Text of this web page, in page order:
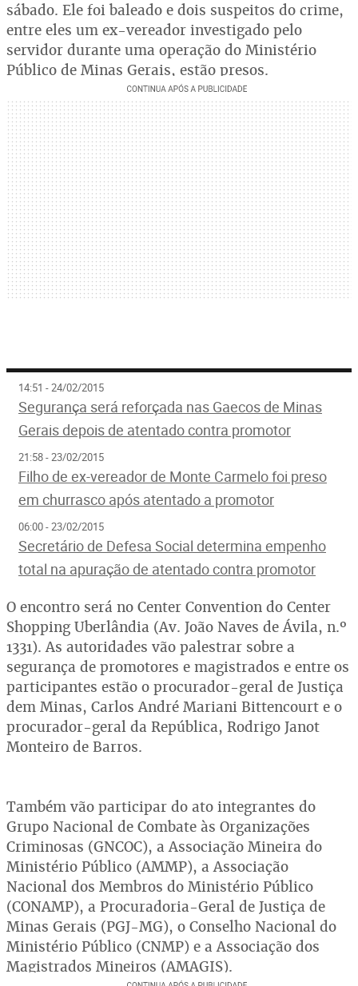
sábado. Ele foi baleado e dois suspeitos do crime,
entre eles um ex-vereador investigado pelo
servidor durante uma operação do Ministério
Público de Minas Gerais, estão presos.
14:51 - 24/02/2015
Segurança será reforçada nas Gaecos de Minas
Gerais depois de atentado contra promotor
21:58 - 23/02/2015
Filho de ex-vereador de Monte Carmelo foi preso
em churrasco após atentado a promotor
06:00 - 23/02/2015
Secretário de Defesa Social determina empenho
total na apuração de atentado contra promotor
O encontro será no Center Convention do Center
Shopping Uberlândia (Av. João Naves de Ávila, n.º
1331). As autoridades vão palestrar sobre a
segurança de promotores e magistrados e entre os
participantes estão o procurador-geral de Justiça
dem Minas, Carlos André Mariani Bittencourt e o
procurador-geral da República, Rodrigo Janot
Monteiro de Barros.
Também vão participar do ato integrantes do
Grupo Nacional de Combate às Organizações
Criminosas (GNCOC), a Associação Mineira do
Ministério Público (AMMP), a Associação
Nacional dos Membros do Ministério Público
(CONAMP), a Procuradoria-Geral de Justiça de
Minas Gerais (PGJ-MG), o Conselho Nacional do
Ministério Público (CNMP) e a Associação dos
Magistrados Mineiros (AMAGIS).